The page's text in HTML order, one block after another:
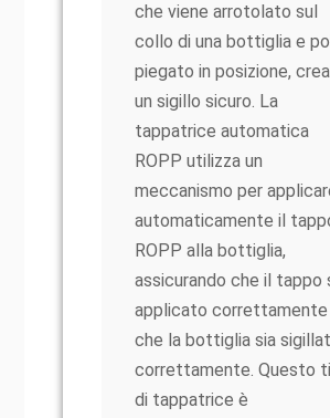
che viene arrotolato sul
collo di una bottiglia e
piegato in posizione,
un sigillo sicuro. La
tappatrice automatica
ROPP utilizza un
meccanismo per
automaticamente il
ROPP alla bottiglia,
assicurando che il tappo
applicato correttamente
che la bottiglia sia
correttamente. Questo
di tappatrice è